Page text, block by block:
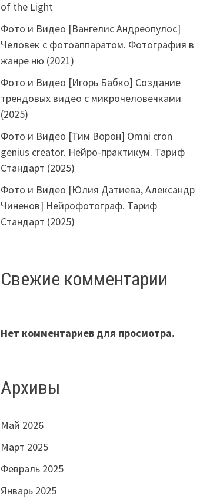
of the Light
Фото и Видео [Вангелис Андреопулос]
Человек с фотоаппаратом. Фотография в
жанре ню (2021)
Фото и Видео [Игорь Бабко] Создание
трендовых видео с микрочеловечками
(2025)
Фото и Видео [Тим Ворон] Omni cron
genius creator. Нейро-практикум. Тариф
Стандарт (2025)
Фото и Видео [Юлия Датиева, Александр
Чиненов] Нейрофотограф. Тариф
Стандарт (2025)
Свежие комментарии
Нет комментариев для просмотра.
Архивы
Май 2026
Март 2025
Февраль 2025
Январь 2025